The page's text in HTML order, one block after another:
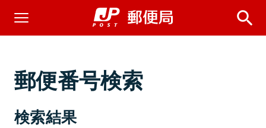
郵便番号検索
検索結果